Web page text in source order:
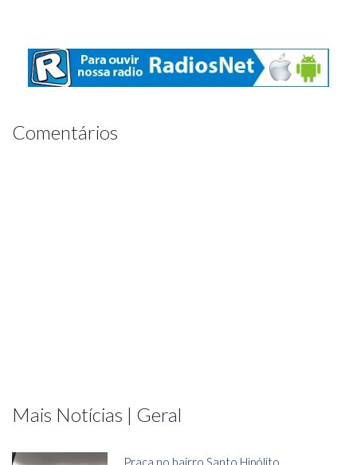
Comentários
Mais Notícias | Geral
Praça no bairro Santo Hipólito